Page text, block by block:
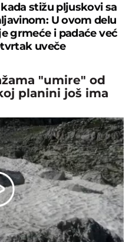
stižu pljuskovi sa
U ovom delu
grmeće i padaće već
uveče
"umire" od
planini još ima